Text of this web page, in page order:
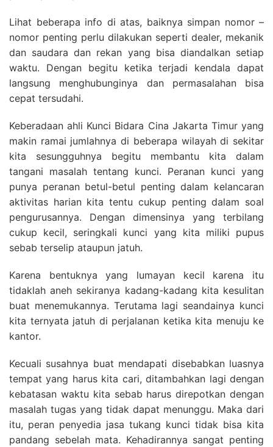
Lihat beberapa info di atas, baiknya simpan nomor –
nomor penting perlu dilakukan seperti dealer, mekanik
dan saudara dan rekan yang bisa diandalkan setiap
waktu. Dengan begitu ketika terjadi kendala dapat
langsung menghubunginya dan permasalahan bisa
cepat tersudahi.
Keberadaan ahli Kunci Bidara Cina Jakarta Timur yang
makin ramai jumlahnya di beberapa wilayah di sekitar
kita sesungguhnya begitu membantu kita dalam
tangani masalah tentang kunci. Peranan kunci yang
punya peranan betul-betul penting dalam kelancaran
aktivitas harian kita tentu cukup penting dalam soal
pengurusannya. Dengan dimensinya yang terbilang
cukup kecil, seringkali kunci yang kita miliki pupus
sebab terselip ataupun jatuh.
Karena bentuknya yang lumayan kecil karena itu
tidaklah aneh sekiranya kadang-kadang kita kesulitan
buat menemukannya. Terutama lagi seandainya kunci
kita ternyata jatuh di perjalanan ketika kita menuju ke
kantor.
Kecuali susahnya buat mendapati disebabkan luasnya
tempat yang harus kita cari, ditambahkan lagi dengan
kebatasan waktu kita sebab harus direpotkan dengan
masalah tugas yang tidak dapat menunggu. Maka dari
itu, peran penyedia jasa tukang kunci tidak bisa kita
pandang sebelah mata. Kehadirannya sangat penting